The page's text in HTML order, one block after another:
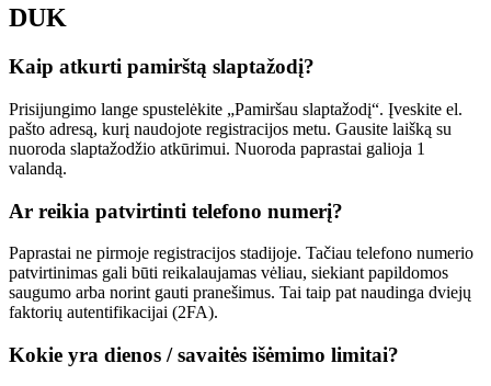
DUK
Kaip atkurti pamirštą slaptažodį?
Prisijungimo lange spustelėkite „Pamiršau slaptažodį“. Įveskite el.
pašto adresą, kurį naudojote registracijos metu. Gausite laišką su
nuoroda slaptažodžio atkūrimui. Nuoroda paprastai galioja 1
valandą.
Ar reikia patvirtinti telefono numerį?
Paprastai ne pirmoje registracijos stadijoje. Tačiau telefono numerio
patvirtinimas gali būti reikalaujamas vėliau, siekiant papildomos
saugumo arba norint gauti pranešimus. Tai taip pat naudinga dviejų
faktorių autentifikacijai (2FA).
Kokie yra dienos / savaitės išėmimo limitai?